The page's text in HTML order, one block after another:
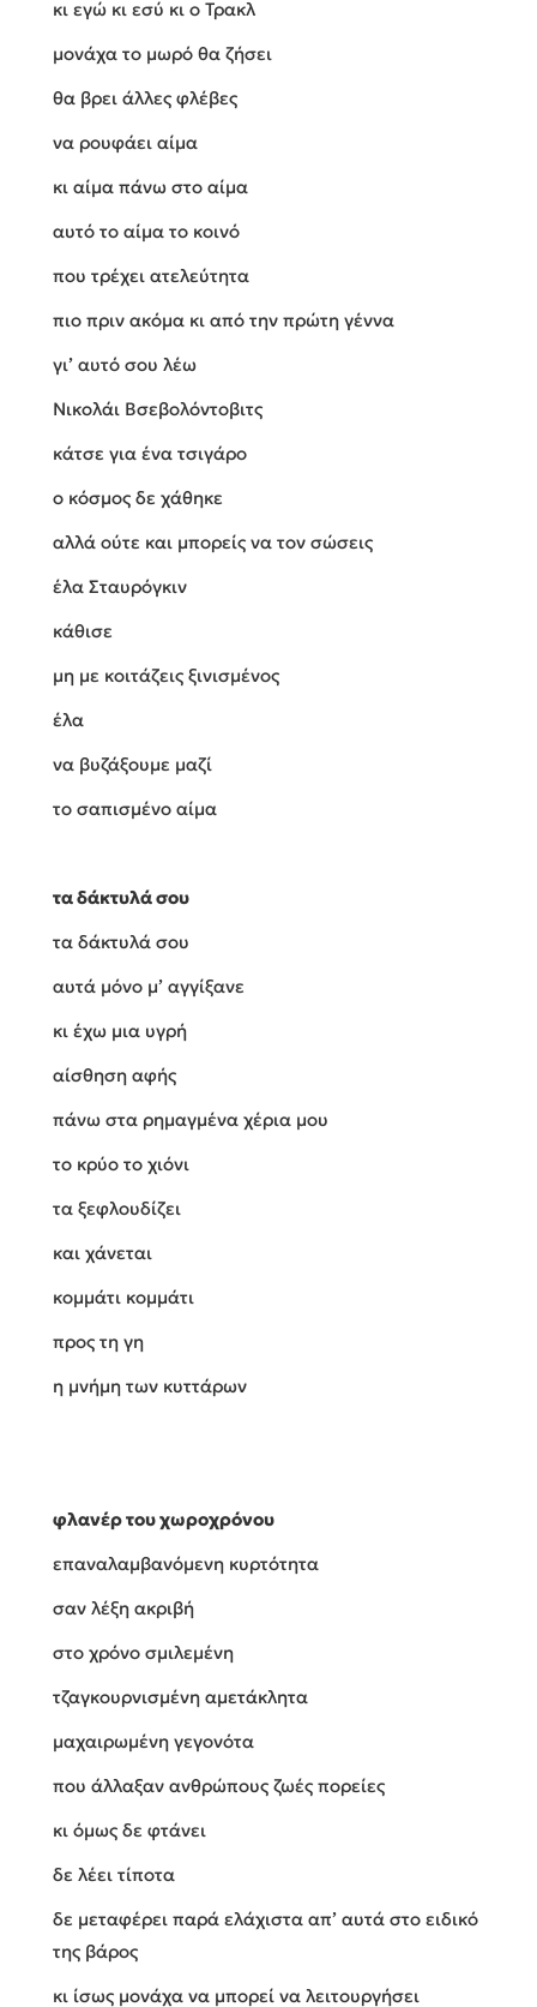
κι εγώ κι εσύ κι ο Τρακλ
μονάχα το μωρό θα ζήσει
θα βρει άλλες φλέβες
να ρουφάει αίμα
κι αίμα πάνω στο αίμα
αυτό το αίμα το κοινό
που τρέχει ατελεύτητα
πιο πριν ακόμα κι από την πρώτη γέννα
γι’ αυτό σου λέω
Νικολάι Βσεβολόντοβιτς
κάτσε για ένα τσιγάρο
ο κόσμος δε χάθηκε
αλλά ούτε και μπορείς να τον σώσεις
έλα Σταυρόγκιν
κάθισε
μη με κοιτάζεις ξινισμένος
έλα
να βυζάξουμε μαζί
το σαπισμένο αίμα
τα δάκτυλά σου
τα δάκτυλά σου
αυτά μόνο μ’ αγγίξανε
κι έχω μια υγρή
αίσθηση αφής
πάνω στα ρημαγμένα χέρια μου
το κρύο το χιόνι
τα ξεφλουδίζει
και χάνεται
κομμάτι κομμάτι
προς τη γη
η μνήμη των κυττάρων
φλανέρ του χωροχρόνου
επαναλαμβανόμενη κυρτότητα
σαν λέξη ακριβή
στο χρόνο σμιλεμένη
τζαγκουρνισμένη αμετάκλητα
μαχαιρωμένη γεγονότα
που άλλαξαν ανθρώπους ζωές πορείες
κι όμως δε φτάνει
δε λέει τίποτα
δε μεταφέρει παρά ελάχιστα απ’ αυτά στο ειδικό
της βάρος
κι ίσως μονάχα να μπορεί να λειτουργήσει